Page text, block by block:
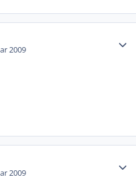
2009
2009